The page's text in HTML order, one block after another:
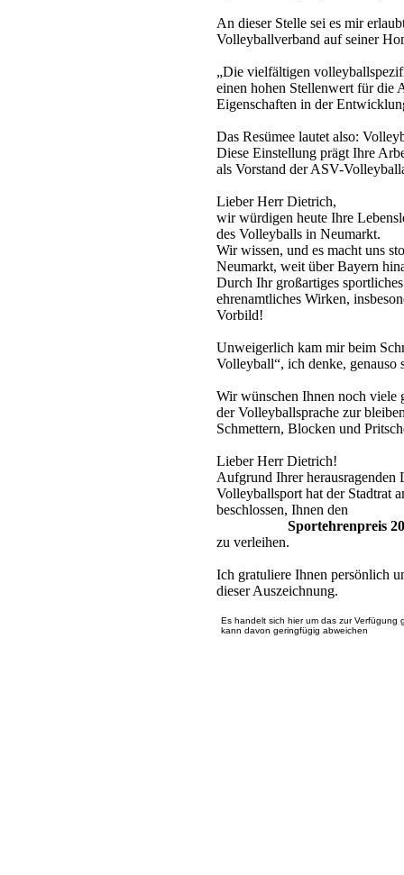
An dieser Stelle sei es mir
Volleyballverband auf seiner
„Die vielfältigen
einen hohen Stellenwert für die
Eigenschaften in der
Das Resümee lautet also:
Diese Einstellung prägt Ihre
als Vorstand der ASV-
Lieber Herr Dietrich,
wir würdigen heute Ihre
des Volleyballs in Neumarkt.
Wir wissen, und es macht uns
Neumarkt, weit über Bayern
Durch Ihr großartiges
ehrenamtliches Wirken,
Vorbild!
Unweigerlich kam mir beim
Volleyball“, ich denke, genauso
Wir wünschen Ihnen noch viele
der Volleyballsprache zur
Schmettern, Blocken und
Lieber Herr Dietrich!
Aufgrund Ihrer herausragenden
Volleyballsport hat der Stadtrat
beschlossen, Ihnen den
Sportehrenpreis
zu verleihen.
Ich gratuliere Ihnen persönlich
dieser Auszeichnung.
Es handelt sich hier um das zur Verfügung
kann davon geringfügig abweichen